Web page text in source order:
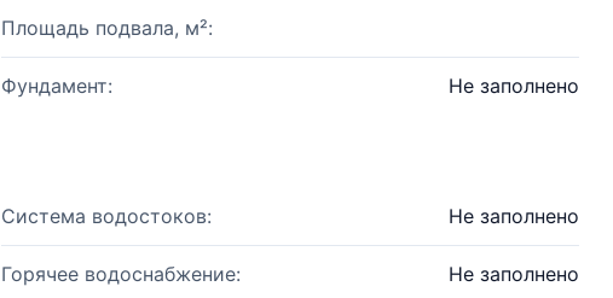
Площадь подвала, м²:
Фундамент: Не заполнено
Система водостоков: Не заполнено
Горячее водоснабжение: Не заполнено